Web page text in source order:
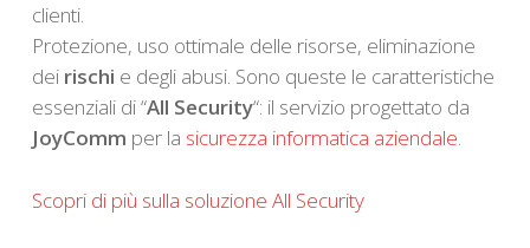
clienti.
Protezione, uso ottimale delle risorse, eliminazione
dei rischi e degli abusi. Sono queste le caratteristiche
essenziali di “All Security“: il servizio progettato da
JoyComm per la sicurezza informatica aziendale.
Scopri di più sulla soluzione All Security